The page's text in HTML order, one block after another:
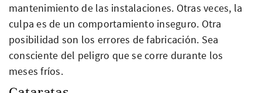
mantenimiento de las instalaciones. Otras veces, la
culpa es de un comportamiento inseguro. Otra
posibilidad son los errores de fabricación. Sea
consciente del peligro que se corre durante los
meses fríos.